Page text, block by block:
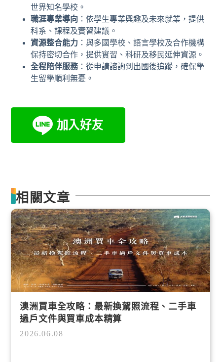
世界知名學校。
職涯專業導向 ：依學生專業興趣及未來就業，提供
科系、課程及實習建議。
資源整合能力 ：與多國學校、語言學校及合作機構
保持密切合作，提供實習、科研及移民延伸資源。
全程陪伴服務：從申請諮詢到出國後追蹤，確保學
生留學順利無憂。
相關文章
澳洲買車全攻略：最新換駕照流程、二手車
過戶文件與買車成本精算
2026.06.08